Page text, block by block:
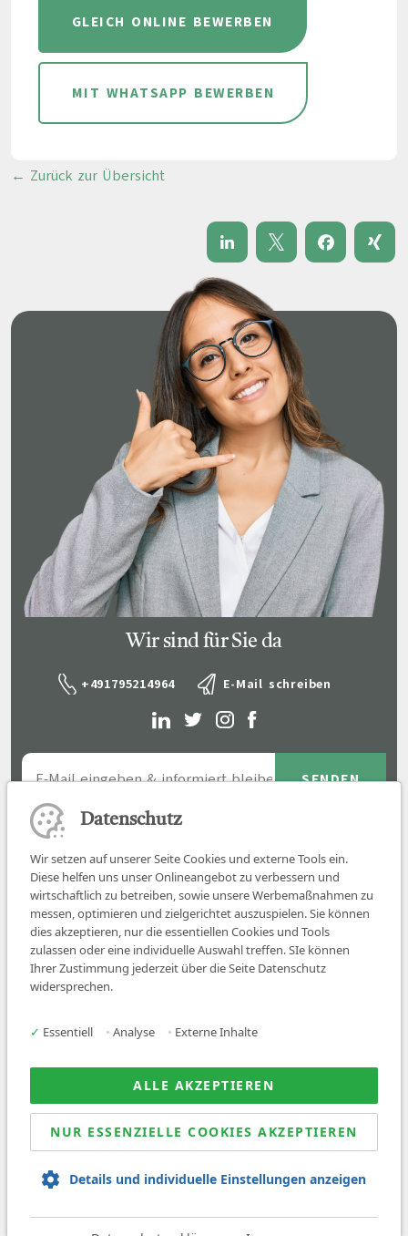
GLEICH ONLINE BEWERBEN
MIT WHATSAPP BEWERBEN
← Zurück zur Übersicht
Wir sind für Sie da
+491795214964 E-Mail schreiben
Job finden
Über uns
News
© 2026 Sanovetis. All rights reserved.
Datenschutz
Wir setzen auf unserer Seite Cookies und externe Tools ein.
Diese helfen uns unser Onlineangebot zu verbessern und
wirtschaftlich zu betreiben, sowie unsere Werbemaßnahmen zu
messen, optimieren und zielgerichtet auszuspielen. Sie können
dies akzeptieren, nur die essentiellen Cookies und Tools
zulassen oder eine individuelle Auswahl treffen. SIe können
Ihrer Zustimmung jederzeit über die Seite Datenschutz
widersprechen.
✓ Essentiell • Analyse • Externe Inhalte
ALLE AKZEPTIEREN
NUR ESSENZIELLE COOKIES AKZEPTIEREN
Details und individuelle Einstellungen anzeigen